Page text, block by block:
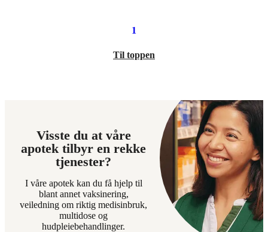
1
Til toppen
Visste du at våre
apotek tilbyr en rekke
tjenester?
I våre apotek kan du få hjelp til
blant annet vaksinering,
veiledning om riktig medisinbruk,
multidose og
hudpleiebehandlinger.